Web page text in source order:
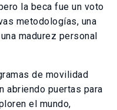
la beca fue un voto
metodologías, una
madurez personal
de movilidad
abriendo puertas para
el mundo,